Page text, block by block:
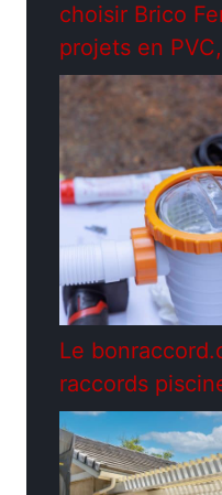
choisir Brico
projets en
Le
raccords